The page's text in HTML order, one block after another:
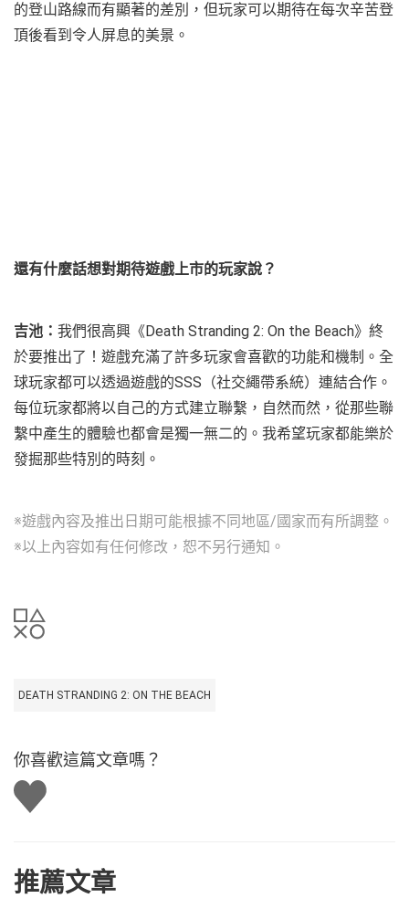
的登山路線而有顯著的差別，但玩家可以期待在每次辛苦登
頂後看到令人屏息的美景。
還有什麼話想對期待遊戲上市的玩家說？
吉池： 我們很高興《Death Stranding 2: On the Beach》終
於要推出了！遊戲充滿了許多玩家會喜歡的功能和機制。全
球玩家都可以透過遊戲的SSS（社交繩帶系統）連結合作。
每位玩家都將以自己的方式建立聯繫，自然而然，從那些聯
繫中產生的體驗也都會是獨一無二的。我希望玩家都能樂於
發掘那些特別的時刻。
※遊戲內容及推出日期可能根據不同地區/國家而有所調整。
※以上內容如有任何修改，恕不另行通知。
DEATH STRANDING 2: ON THE BEACH
你喜歡這篇文章嗎？
讚
推薦文章